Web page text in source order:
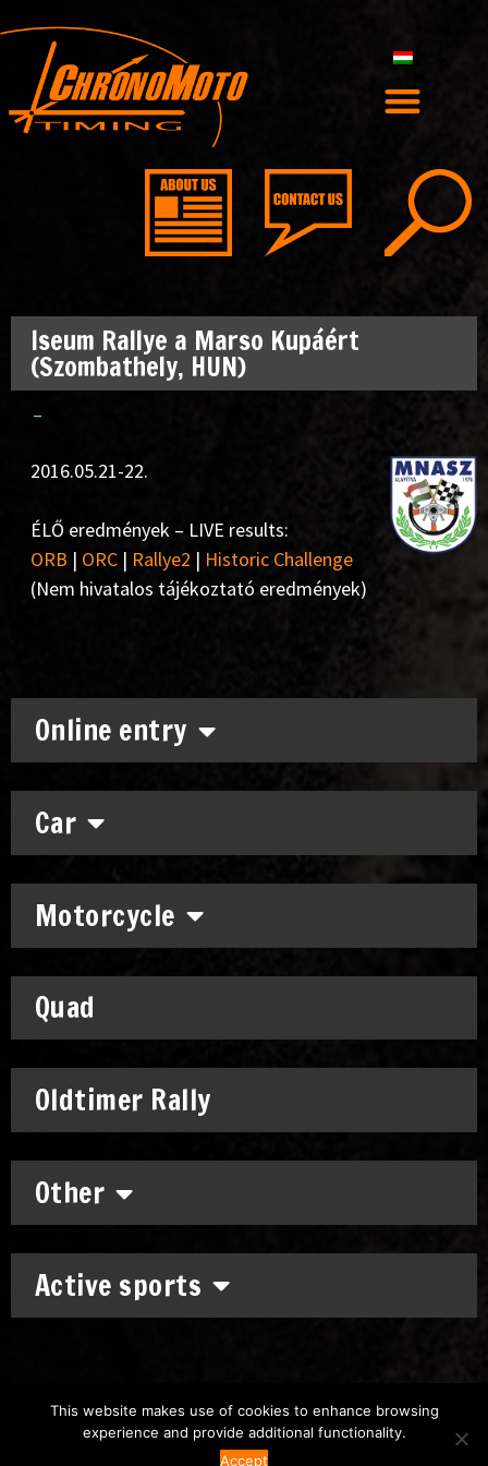
Online entry
Car
Motorcycle
Quad
Oldtimer Rally
Other
Active sports
Iseum Rallye a Marso Kupáért
(Szombathely, HUN)
–
2016.05.21-22.
ÉLŐ eredmények – LIVE results:
ORB | ORC | Rallye2 | Historic Challenge
(Nem hivatalos tájékoztató eredmények)
Chronomoto Kft.
This website makes use of cookies to enhance browsing
experience and provide additional functionality.
Accept